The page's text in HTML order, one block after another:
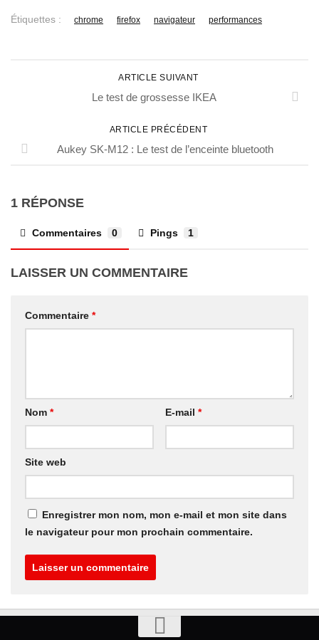
Étiquettes : chrome firefox navigateur performances
ARTICLE SUIVANT
Le test de grossesse IKEA
ARTICLE PRÉCÉDENT
Aukey SK-M12 : Le test de l’enceinte bluetooth
1 RÉPONSE
Commentaires 0 Pings 1
LAISSER UN COMMENTAIRE
Commentaire *
Nom * E-mail *
Site web
Enregistrer mon nom, mon e-mail et mon site dans
le navigateur pour mon prochain commentaire.